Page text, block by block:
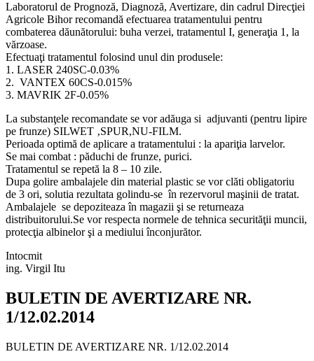
Laboratorul de Prognoză, Diagnoză, Avertizare, din cadrul Direcţiei
Agricole Bihor recomandă efectuarea tratamentului pentru
combaterea dăunătorului: buha verzei, tratamentul I, generaţia 1, la
vărzoase.
Efectuaţi tratamentul folosind unul din produsele:
1. LASER 240SC-0.03%
2. VANTEX 60CS-0.015%
3. MAVRIK 2F-0.05%
La substanţele recomandate se vor adăuga si adjuvanti (pentru lipire
pe frunze) SILWET ‚SPUR,NU-FILM.
Perioada optimă de aplicare a tratamentului : la apariţia larvelor.
Se mai combat : păduchi de frunze, purici.
Tratamentul se repetă la 8 – 10 zile.
Dupa golire ambalajele din material plastic se vor clăti obligatoriu
de 3 ori, solutia rezultata golindu-se în rezervorul maşinii de tratat.
Ambalajele se depoziteaza în magazii şi se returneaza
distribuitorului.Se vor respecta normele de tehnica securităţii muncii,
protecţia albinelor şi a mediului înconjurător.
Intocmit
ing. Virgil Itu
BULETIN DE AVERTIZARE NR.
1/12.02.2014
BULETIN DE AVERTIZARE NR. 1/12.02.2014